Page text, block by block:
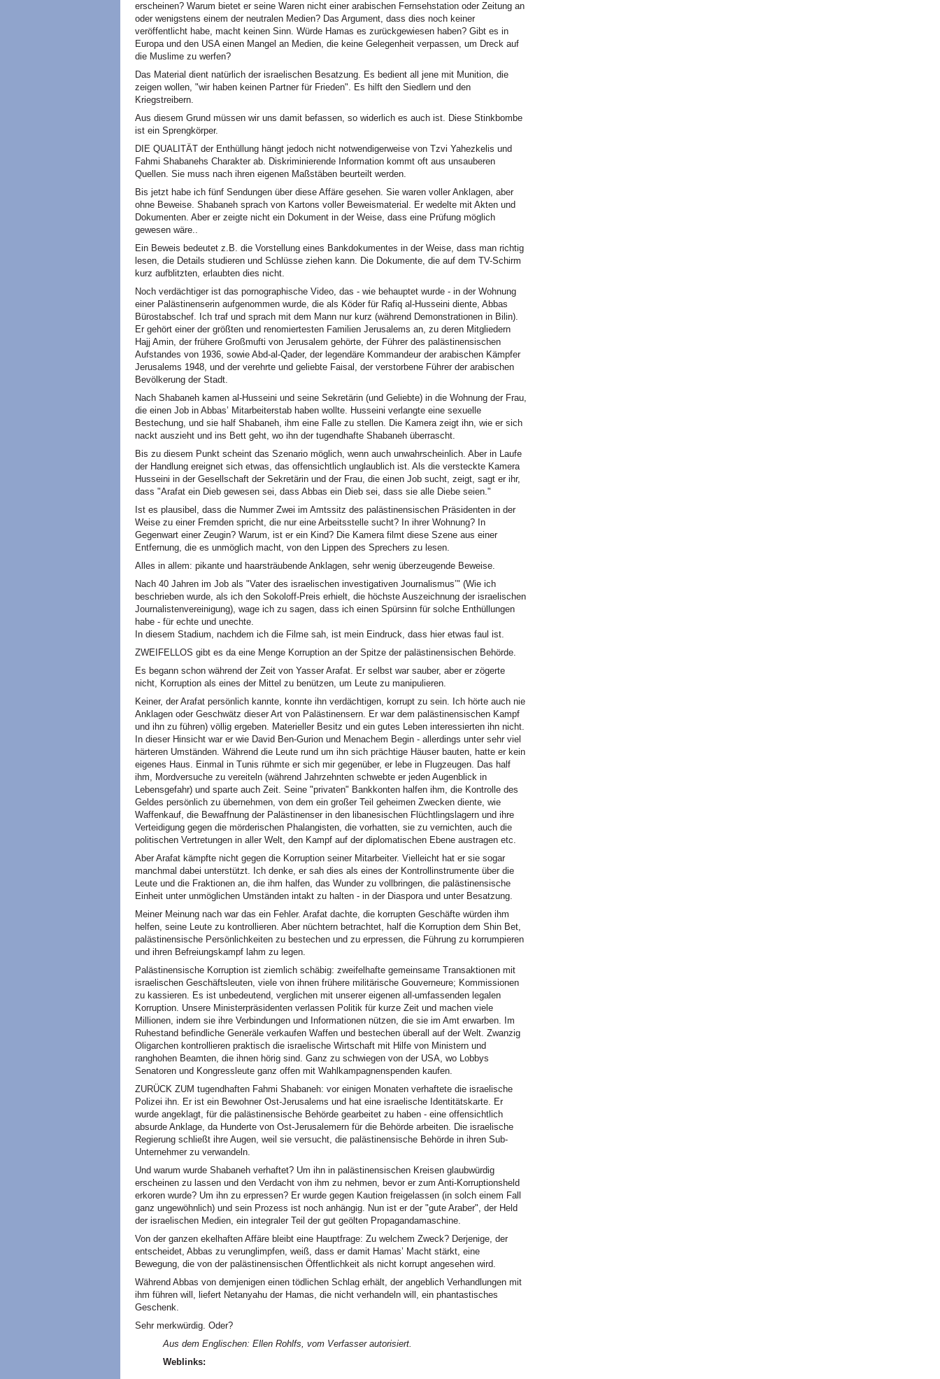
erscheinen? Warum bietet er seine Waren nicht einer arabischen Fernsehstation oder Zeitung an
oder wenigstens einem der neutralen Medien? Das Argument, dass dies noch keiner
veröffentlicht habe, macht keinen Sinn. Würde Hamas es zurückgewiesen haben? Gibt es in
Europa und den USA einen Mangel an Medien, die keine Gelegenheit verpassen, um Dreck auf
die Muslime zu werfen?
Das Material dient natürlich der israelischen Besatzung. Es bedient all jene mit Munition, die
zeigen wollen, "wir haben keinen Partner für Frieden". Es hilft den Siedlern und den
Kriegstreibern.
Aus diesem Grund müssen wir uns damit befassen, so widerlich es auch ist. Diese Stinkbombe
ist ein Sprengkörper.
DIE QUALITÄT der Enthüllung hängt jedoch nicht notwendigerweise von Tzvi Yahezkelis und
Fahmi Shabanehs Charakter ab. Diskriminierende Information kommt oft aus unsauberen
Quellen. Sie muss nach ihren eigenen Maßstäben beurteilt werden.
Bis jetzt habe ich fünf Sendungen über diese Affäre gesehen. Sie waren voller Anklagen, aber
ohne Beweise. Shabaneh sprach von Kartons voller Beweismaterial. Er wedelte mit Akten und
Dokumenten. Aber er zeigte nicht ein Dokument in der Weise, dass eine Prüfung möglich
gewesen wäre..
Ein Beweis bedeutet z.B. die Vorstellung eines Bankdokumentes in der Weise, dass man richtig
lesen, die Details studieren und Schlüsse ziehen kann. Die Dokumente, die auf dem TV-Schirm
kurz aufblitzten, erlaubten dies nicht.
Noch verdächtiger ist das pornographische Video, das - wie behauptet wurde - in der Wohnung
einer Palästinenserin aufgenommen wurde, die als Köder für Rafiq al-Husseini diente, Abbas
Bürostabschef. Ich traf und sprach mit dem Mann nur kurz (während Demonstrationen in Bilin).
Er gehört einer der größten und renomiertesten Familien Jerusalems an, zu deren Mitgliedern
Hajj Amin, der frühere Großmufti von Jerusalem gehörte, der Führer des palästinensischen
Aufstandes von 1936, sowie Abd-al-Qader, der legendäre Kommandeur der arabischen Kämpfer
Jerusalems 1948, und der verehrte und geliebte Faisal, der verstorbene Führer der arabischen
Bevölkerung der Stadt.
Nach Shabaneh kamen al-Husseini und seine Sekretärin (und Geliebte) in die Wohnung der Frau,
die einen Job in Abbas’ Mitarbeiterstab haben wollte. Husseini verlangte eine sexuelle
Bestechung, und sie half Shabaneh, ihm eine Falle zu stellen. Die Kamera zeigt ihn, wie er sich
nackt auszieht und ins Bett geht, wo ihn der tugendhafte Shabaneh überrascht.
Bis zu diesem Punkt scheint das Szenario möglich, wenn auch unwahrscheinlich. Aber in Laufe
der Handlung ereignet sich etwas, das offensichtlich unglaublich ist. Als die versteckte Kamera
Husseini in der Gesellschaft der Sekretärin und der Frau, die einen Job sucht, zeigt, sagt er ihr,
dass "Arafat ein Dieb gewesen sei, dass Abbas ein Dieb sei, dass sie alle Diebe seien."
Ist es plausibel, dass die Nummer Zwei im Amtssitz des palästinensischen Präsidenten in der
Weise zu einer Fremden spricht, die nur eine Arbeitsstelle sucht? In ihrer Wohnung? In
Gegenwart einer Zeugin? Warum, ist er ein Kind? Die Kamera filmt diese Szene aus einer
Entfernung, die es unmöglich macht, von den Lippen des Sprechers zu lesen.
Alles in allem: pikante und haarsträubende Anklagen, sehr wenig überzeugende Beweise.
Nach 40 Jahren im Job als "Vater des israelischen investigativen Journalismus’" (Wie ich
beschrieben wurde, als ich den Sokoloff-Preis erhielt, die höchste Auszeichnung der israelischen
Journalistenvereinigung), wage ich zu sagen, dass ich einen Spürsinn für solche Enthüllungen
habe - für echte und unechte.
In diesem Stadium, nachdem ich die Filme sah, ist mein Eindruck, dass hier etwas faul ist.
ZWEIFELLOS gibt es da eine Menge Korruption an der Spitze der palästinensischen Behörde.
Es begann schon während der Zeit von Yasser Arafat. Er selbst war sauber, aber er zögerte
nicht, Korruption als eines der Mittel zu benützen, um Leute zu manipulieren.
Keiner, der Arafat persönlich kannte, konnte ihn verdächtigen, korrupt zu sein. Ich hörte auch nie
Anklagen oder Geschwätz dieser Art von Palästinensern. Er war dem palästinensischen Kampf
und ihn zu führen) völlig ergeben. Materieller Besitz und ein gutes Leben interessierten ihn nicht.
In dieser Hinsicht war er wie David Ben-Gurion und Menachem Begin - allerdings unter sehr viel
härteren Umständen. Während die Leute rund um ihn sich prächtige Häuser bauten, hatte er kein
eigenes Haus. Einmal in Tunis rühmte er sich mir gegenüber, er lebe in Flugzeugen. Das half
ihm, Mordversuche zu vereiteln (während Jahrzehnten schwebte er jeden Augenblick in
Lebensgefahr) und sparte auch Zeit. Seine "privaten" Bankkonten halfen ihm, die Kontrolle des
Geldes persönlich zu übernehmen, von dem ein großer Teil geheimen Zwecken diente, wie
Waffenkauf, die Bewaffnung der Palästinenser in den libanesischen Flüchtlingslagern und ihre
Verteidigung gegen die mörderischen Phalangisten, die vorhatten, sie zu vernichten, auch die
politischen Vertretungen in aller Welt, den Kampf auf der diplomatischen Ebene austragen etc.
Aber Arafat kämpfte nicht gegen die Korruption seiner Mitarbeiter. Vielleicht hat er sie sogar
manchmal dabei unterstützt. Ich denke, er sah dies als eines der Kontrollinstrumente über die
Leute und die Fraktionen an, die ihm halfen, das Wunder zu vollbringen, die palästinensische
Einheit unter unmöglichen Umständen intakt zu halten - in der Diaspora und unter Besatzung.
Meiner Meinung nach war das ein Fehler. Arafat dachte, die korrupten Geschäfte würden ihm
helfen, seine Leute zu kontrollieren. Aber nüchtern betrachtet, half die Korruption dem Shin Bet,
palästinensische Persönlichkeiten zu bestechen und zu erpressen, die Führung zu korrumpieren
und ihren Befreiungskampf lahm zu legen.
Palästinensische Korruption ist ziemlich schäbig: zweifelhafte gemeinsame Transaktionen mit
israelischen Geschäftsleuten, viele von ihnen frühere militärische Gouverneure; Kommissionen
zu kassieren. Es ist unbedeutend, verglichen mit unserer eigenen all-umfassenden legalen
Korruption. Unsere Ministerpräsidenten verlassen Politik für kurze Zeit und machen viele
Millionen, indem sie ihre Verbindungen und Informationen nützen, die sie im Amt erwarben. Im
Ruhestand befindliche Generäle verkaufen Waffen und bestechen überall auf der Welt. Zwanzig
Oligarchen kontrollieren praktisch die israelische Wirtschaft mit Hilfe von Ministern und
ranghohen Beamten, die ihnen hörig sind. Ganz zu schwiegen von der USA, wo Lobbys
Senatoren und Kongressleute ganz offen mit Wahlkampagnenspenden kaufen.
ZURÜCK ZUM tugendhaften Fahmi Shabaneh: vor einigen Monaten verhaftete die israelische
Polizei ihn. Er ist ein Bewohner Ost-Jerusalems und hat eine israelische Identitätskarte. Er
wurde angeklagt, für die palästinensische Behörde gearbeitet zu haben - eine offensichtlich
absurde Anklage, da Hunderte von Ost-Jerusalemern für die Behörde arbeiten. Die israelische
Regierung schließt ihre Augen, weil sie versucht, die palästinensische Behörde in ihren Sub-
Unternehmer zu verwandeln.
Und warum wurde Shabaneh verhaftet? Um ihn in palästinensischen Kreisen glaubwürdig
erscheinen zu lassen und den Verdacht von ihm zu nehmen, bevor er zum Anti-Korruptionsheld
erkoren wurde? Um ihn zu erpressen? Er wurde gegen Kaution freigelassen (in solch einem Fall
ganz ungewöhnlich) und sein Prozess ist noch anhängig. Nun ist er der "gute Araber", der Held
der israelischen Medien, ein integraler Teil der gut geölten Propagandamaschine.
Von der ganzen ekelhaften Affäre bleibt eine Hauptfrage: Zu welchem Zweck? Derjenige, der
entscheidet, Abbas zu verunglimpfen, weiß, dass er damit Hamas’ Macht stärkt, eine
Bewegung, die von der palästinensischen Öffentlichkeit als nicht korrupt angesehen wird.
Während Abbas von demjenigen einen tödlichen Schlag erhält, der angeblich Verhandlungen mit
ihm führen will, liefert Netanyahu der Hamas, die nicht verhandeln will, ein phantastisches
Geschenk.
Sehr merkwürdig. Oder?
Aus dem Englischen: Ellen Rohlfs, vom Verfasser autorisiert.
Weblinks: